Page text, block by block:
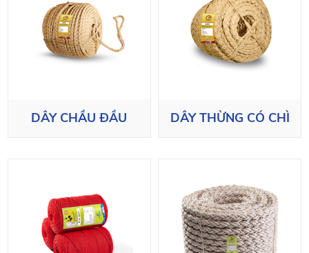
DÂY CHẦU ĐẦU DÂY THỪNG CÓ CHÌ